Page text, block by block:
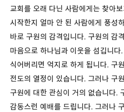
교회를 오래 다닌 사람에게는 찾아
시작한지 얼마 안 된 사람에게 풍성
바로 구원의 감격입니다. 구원의 감
마음으로 하나님과 이웃을 섬깁니다
식어버리면 억지로 하게 됩니다. 구
전도의 열정이 있습니다. 그러나 구
구원에 대한 관심이 거의 없습니다.
감동스런 예배를 드립니다. 그러나